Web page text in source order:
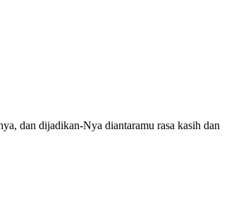
dan dijadikan-Nya diantaramu rasa kasih dan